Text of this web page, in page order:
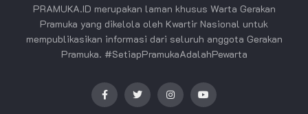
PRAMUKA.ID merupakan laman khusus Warta Gerakan
Pramuka yang dikelola oleh Kwartir Nasional untuk
mempublikasikan informasi dari seluruh anggota Gerakan
Pramuka. #SetiapPramukaAdalahPewarta